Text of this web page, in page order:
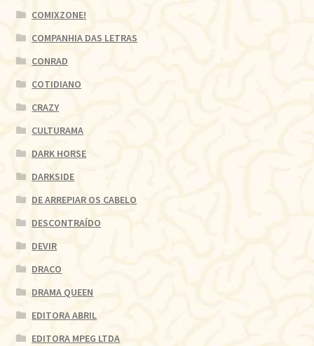
COMIXZONE!
COMPANHIA DAS LETRAS
CONRAD
COTIDIANO
CRAZY
CULTURAMA
DARK HORSE
DARKSIDE
DE ARREPIAR OS CABELO
DESCONTRAÍDO
DEVIR
DRACO
DRAMA QUEEN
EDITORA ABRIL
EDITORA MPEG LTDA